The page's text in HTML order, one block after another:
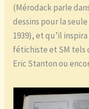
(Mérodack parle
dessins pour la
1939), et qu’il
fétichiste et SM tels
Eric Stanton ou